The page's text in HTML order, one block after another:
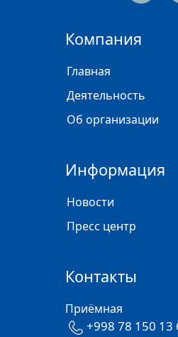
Компания
Главная
Деятельность
Об организации
Информация
Новости
Пресс центр
Контакты
Приёмная
+998 78 150 13